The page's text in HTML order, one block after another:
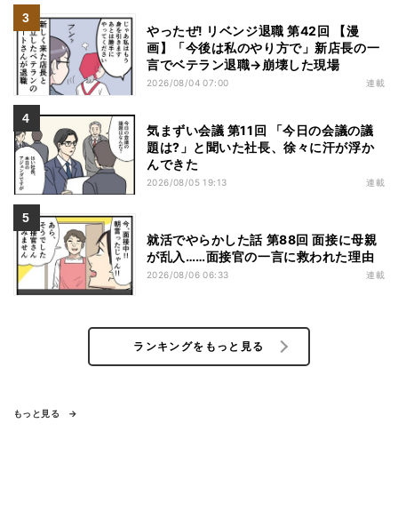
やったぜ! リベンジ退職 第42回 【漫
画】「今後は私のやり方で」新店長の一
言でベテラン退職→崩壊した現場
2026/08/04 07:00 連載
気まずい会議 第11回 「今日の会議の議
題は?」と聞いた社長、徐々に汗が浮か
んできた
2026/08/05 19:13 連載
就活でやらかした話 第88回 面接に母親
が乱入……面接官の一言に救われた理由
2026/08/06 06:33 連載
ランキングをもっと見る
もっと見る